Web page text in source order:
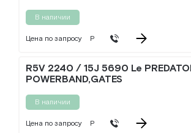
В наличии
Цена по запросу Р
R5V 2240 / 15J 5690 Le
POWERBAND,GATES
В наличии
Цена по запросу Р